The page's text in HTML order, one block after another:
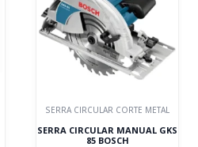
SERRA CIRCULAR CORTE METAL
MKS 275 N SERRA CIRCULAR
400V METALLKRAFT